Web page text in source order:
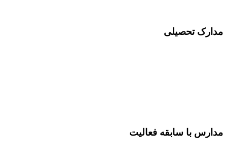
مدارک تحصیلی
مدارس با سابقه فعالیت